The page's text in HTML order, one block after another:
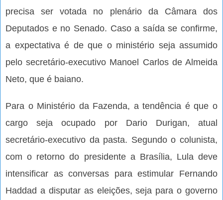
precisa ser votada no plenário da Câmara dos
Deputados e no Senado. Caso a saída se confirme,
a expectativa é de que o ministério seja assumido
pelo secretário-executivo Manoel Carlos de Almeida
Neto, que é baiano.
Para o Ministério da Fazenda, a tendência é que o
cargo seja ocupado por Dario Durigan, atual
secretário-executivo da pasta. Segundo o colunista,
com o retorno do presidente a Brasília, Lula deve
intensificar as conversas para estimular Fernando
Haddad a disputar as eleições, seja para o governo